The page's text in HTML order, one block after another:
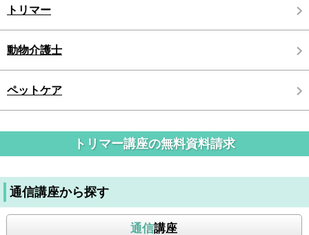
トリマー
動物介護士
ペットケア
トリマー講座の無料資料請求
通信講座から探す
通信講座